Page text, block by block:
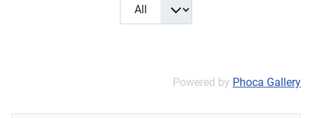
Powered by Phoca Gallery